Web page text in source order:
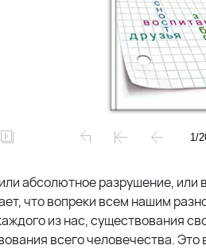
абсолютное разрушение,
что вопреки всем нашим
из нас, существования
всего человечества.